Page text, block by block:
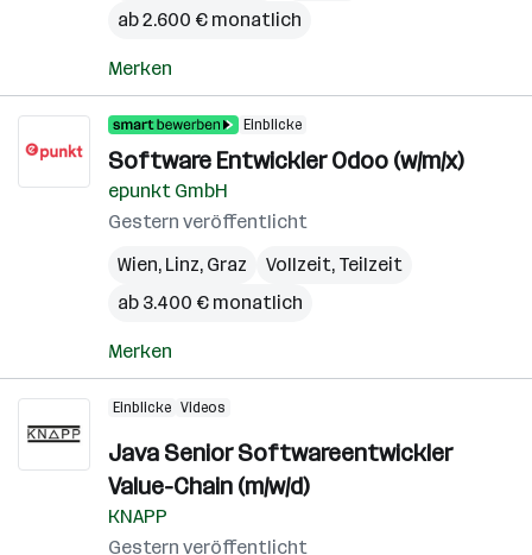
ab 2.600 € monatlich
Merken
Einblicke
Software Entwickler Odoo (w/m/x)
epunkt GmbH
Gestern veröffentlicht
Wien, Linz, Graz
Vollzeit, Teilzeit
ab 3.400 € monatlich
Merken
Einblicke Videos
Java Senior Softwareentwickler
Value-Chain (m/w/d)
KNAPP
Gestern veröffentlicht